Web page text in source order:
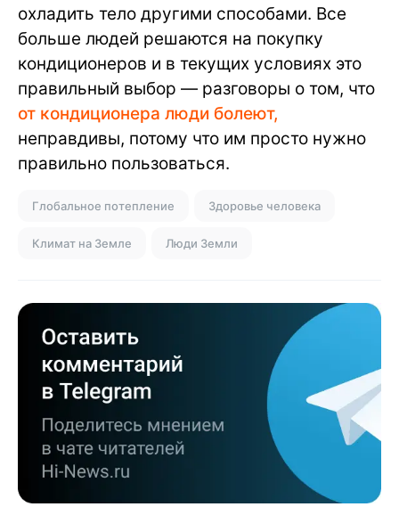
охладить тело другими способами. Все
больше людей решаются на покупку
кондиционеров и в текущих условиях это
правильный выбор — разговоры о том, что
от кондиционера люди болеют,
неправдивы, потому что им просто нужно
правильно пользоваться.
Глобальное потепление Здоровье человека
Климат на Земле Люди Земли